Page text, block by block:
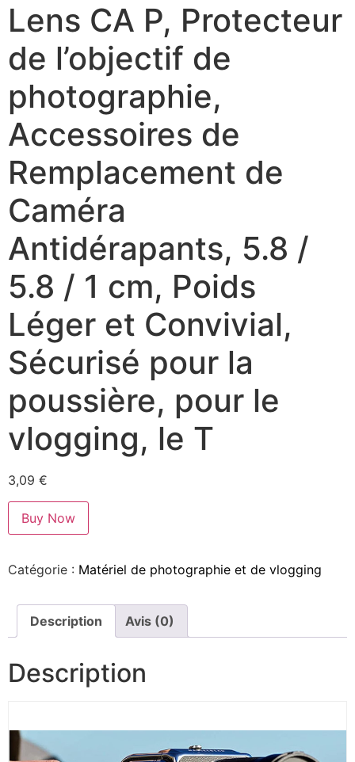
Lens CA P, Protecteur
de l’objectif de
photographie,
Accessoires de
Remplacement de
Caméra
Antidérapants, 5.8 /
5.8 / 1 cm, Poids
Léger et Convivial,
Sécurisé pour la
poussière, pour le
vlogging, le T
3,09 €
Buy Now
Catégorie : Matériel de photographie et de vlogging
Description Avis (0)
Description